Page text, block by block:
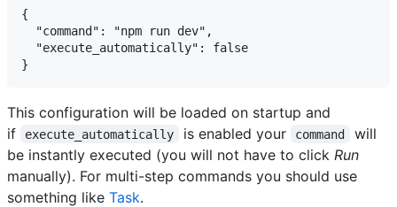
{
  "command": "npm run dev",
  "execute_automatically": false
This configuration will be loaded on startup and
if
execute_automatically is enabled your command
will
be instantly executed (you will not have to click Run
manually). For multi-step commands you should use
something like Task.